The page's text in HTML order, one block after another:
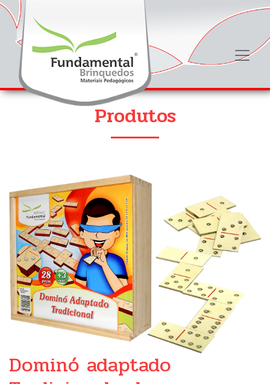
Produtos
Dominó adaptado